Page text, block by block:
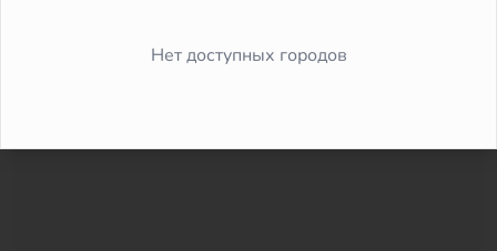
Нет доступных городов